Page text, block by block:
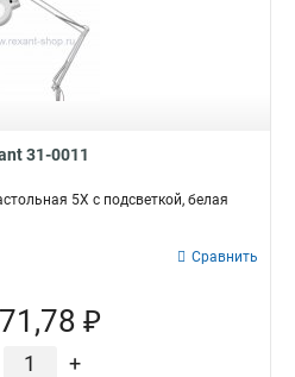
31-0011
5Х с подсветкой, белая
Сравнить
₽
+